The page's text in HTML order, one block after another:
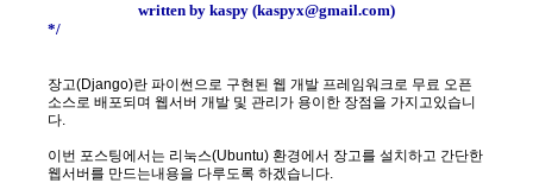
written by kaspy (kaspyx@gmail.com)
*/
장고(Django)란 파이썬으로 구현된 웹 개발 프레임워크로 무료 오픈
소스로 배포되며 웹서버 개발 및 관리가 용이한 장점을 가지고있습니
다.
이번 포스팅에서는 리눅스(Ubuntu) 환경에서 장고를 설치하고 간단한
웹서버를 만드는내용을 다루도록 하겠습니다.